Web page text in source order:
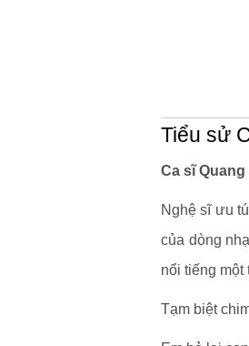
Tiểu sử
Ca sĩ Quang
Nghệ sĩ ưu
của dòng
nổi tiếng một
Tạm biệt